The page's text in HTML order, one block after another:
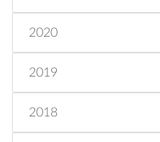
2020
2019
2018